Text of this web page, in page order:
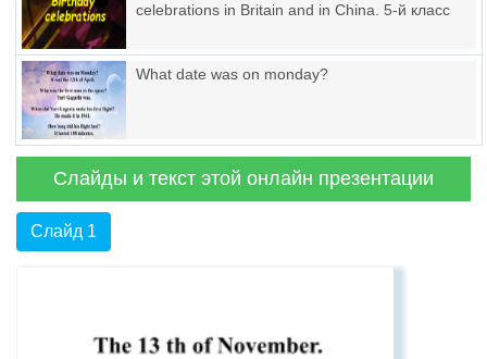
celebrations in Britain and in China. 5-й класс
What date was on monday?
Слайды и текст этой онлайн презентации
Слайд 1